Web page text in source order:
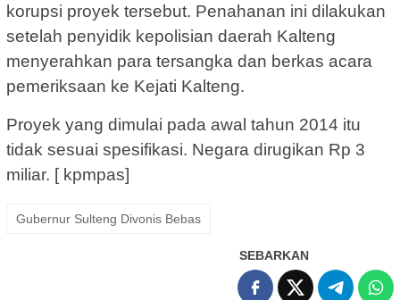
korupsi proyek tersebut. Penahanan ini dilakukan
setelah penyidik kepolisian daerah Kalteng
menyerahkan para tersangka dan berkas acara
pemeriksaan ke Kejati Kalteng.
Proyek yang dimulai pada awal tahun 2014 itu
tidak sesuai spesifikasi. Negara dirugikan Rp 3
miliar. [ kpmpas]
Gubernur Sulteng Divonis Bebas
SEBARKAN